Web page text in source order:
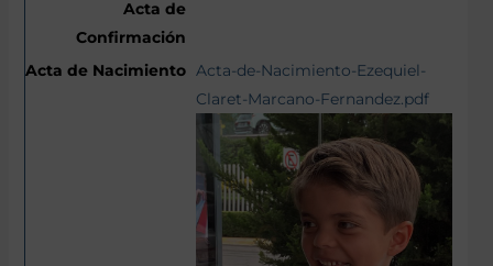
Acta-de-Nacimiento-Ezequiel-
Claret-Marcano-Fernandez.pdf